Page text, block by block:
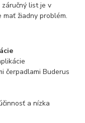
záručný list je v
žiadny problém.
čerpadlami Buderus
a nízka